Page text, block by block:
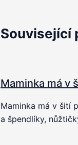
Související
Maminka má v
Maminka má v šití
a špendlíky,